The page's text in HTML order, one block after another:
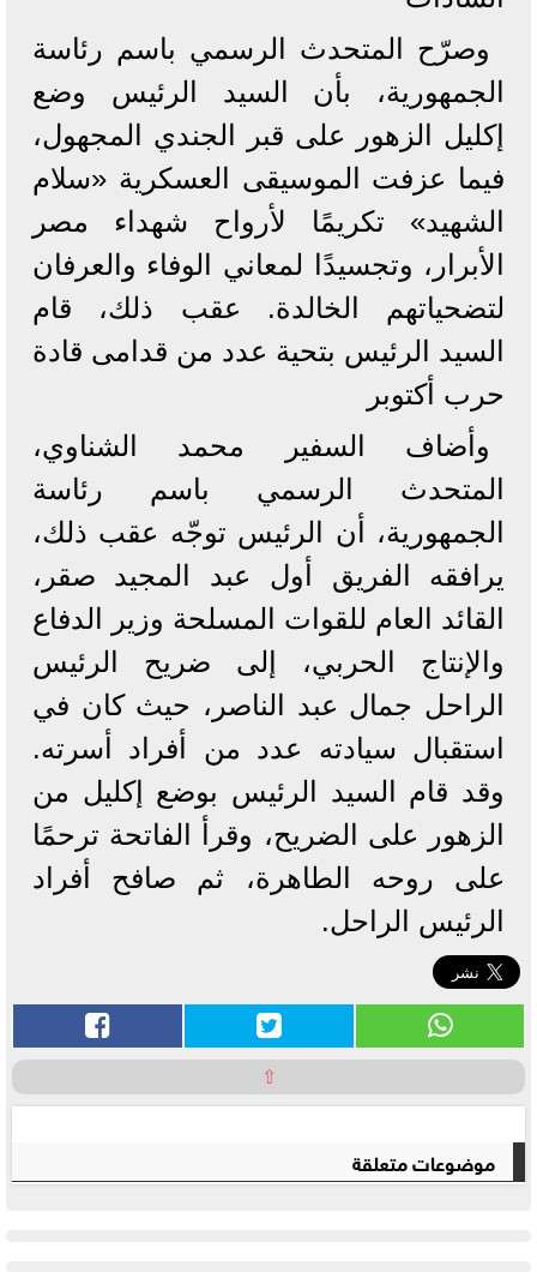
وصرّح المتحدث الرسمي باسم رئاسة
الجمهورية، بأن السيد الرئيس وضع
إكليل الزهور على قبر الجندي المجهول،
فيما عزفت الموسيقى العسكرية «سلام
الشهيد» تكريمًا لأرواح شهداء مصر
الأبرار، وتجسيدًا لمعاني الوفاء والعرفان
لتضحياتهم الخالدة. عقب ذلك، قام
السيد الرئيس بتحية عدد من قدامى قادة
حرب أكتوبر
وأضاف السفير محمد الشناوي،
المتحدث الرسمي باسم رئاسة
الجمهورية، أن الرئيس توجّه عقب ذلك،
يرافقه الفريق أول عبد المجيد صقر،
القائد العام للقوات المسلحة وزير الدفاع
والإنتاج الحربي، إلى ضريح الرئيس
الراحل جمال عبد الناصر، حيث كان في
استقبال سيادته عدد من أفراد أسرته.
وقد قام السيد الرئيس بوضع إكليل من
الزهور على الضريح، وقرأ الفاتحة ترحمًا
على روحه الطاهرة، ثم صافح أفراد
الرئيس الراحل.
⇧
موضوعات متعلقة